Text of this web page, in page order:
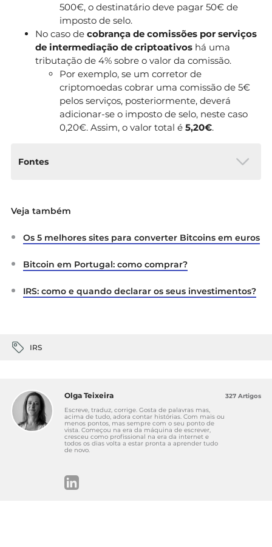
500€, o destinatário deve pagar 50€ de
imposto de selo.
No caso de cobrança de comissões por serviços
de intermediação de criptoativos há uma
tributação de 4% sobre o valor da comissão.
Por exemplo, se um corretor de
criptomoedas cobrar uma comissão de 5€
pelos serviços, posteriormente, deverá
adicionar-se o imposto de selo, neste caso
0,20€. Assim, o valor total é 5,20€.
Fontes
vinculativa- Tributação das cripto-moedas
vinculativa – Operações sobre moeda –
Veja também
Os 5 melhores sites para converter Bitcoins em euros
Bitcoin em Portugal: como comprar?
IRS: como e quando declarar os seus investimentos?
IRS
Olga Teixeira
Escreve, traduz, corrige. Gosta de palavras mas,
acima de tudo, adora contar histórias. Com mais ou
menos pontos, mas sempre com o seu ponto de
vista. Começou na era da máquina de escrever,
cresceu como profissional na era da internet e
todos os dias volta a estar pronta a aprender tudo
de novo.
327 Artigos